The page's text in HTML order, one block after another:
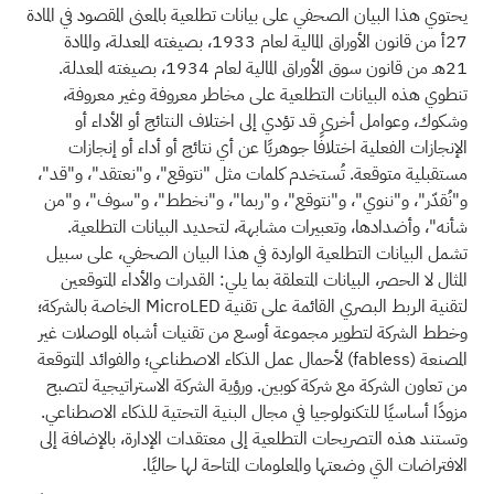
يحتوي هذا البيان الصحفي على بيانات تطلعية بالمعنى المقصود في المادة
27أ من قانون الأوراق المالية لعام 1933، بصيغته المعدلة، والمادة
21هـ من قانون سوق الأوراق المالية لعام 1934، بصيغته المعدلة.
تنطوي هذه البيانات التطلعية على مخاطر معروفة وغير معروفة،
وشكوك، وعوامل أخرى قد تؤدي إلى اختلاف النتائج أو الأداء أو
الإنجازات الفعلية اختلافًا جوهريًا عن أي نتائج أو أداء أو إنجازات
مستقبلية متوقعة. تُستخدم كلمات مثل "نتوقع"، و"نعتقد"، و"قد"،
و"نُقدّر"، و"ننوي"، و"نتوقع"، و"ربما"، و"نخطط"، و"سوف"، و"من
شأنه"، وأضدادها، وتعبيرات مشابهة، لتحديد البيانات التطلعية.
تشمل البيانات التطلعية الواردة في هذا البيان الصحفي، على سبيل
المثال لا الحصر، البيانات المتعلقة بما يلي: القدرات والأداء المتوقعين
لتقنية الربط البصري القائمة على تقنية MicroLED الخاصة بالشركة؛
وخطط الشركة لتطوير مجموعة أوسع من تقنيات أشباه الموصلات غير
المصنعة (fabless) لأحمال عمل الذكاء الاصطناعي؛ والفوائد المتوقعة
من تعاون الشركة مع شركة كوبين. ورؤية الشركة الاستراتيجية لتصبح
مزودًا أساسيًا للتكنولوجيا في مجال البنية التحتية للذكاء الاصطناعي.
وتستند هذه التصريحات التطلعية إلى معتقدات الإدارة، بالإضافة إلى
الافتراضات التي وضعتها والمعلومات المتاحة لها حاليًا.